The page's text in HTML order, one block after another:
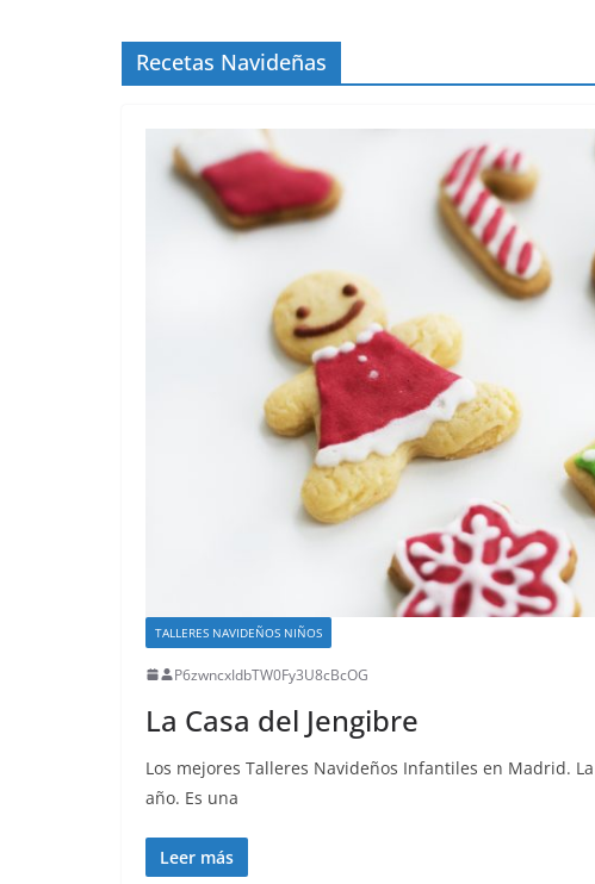
Recetas Navideñas
TALLERES NAVIDEÑOS NIÑOS
P6zwncxIdbTW0Fy3U8cBcOG
La Casa del Jengibre
Los mejores Talleres Navideños Infantiles en Madrid.
año. Es una
Leer más